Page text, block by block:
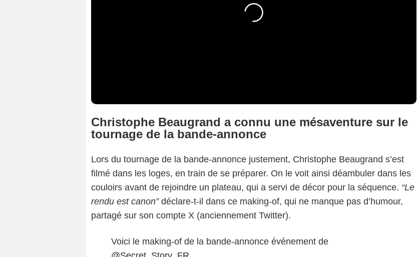
Christophe Beaugrand a connu une mésaventure sur le
tournage de la bande-annonce
Lors du tournage de la bande-annonce justement, Christophe Beaugrand s’est
filmé dans les loges, en train de se préparer. On le voit ainsi déambuler dans les
couloirs avant de rejoindre un plateau, qui a servi de décor pour la séquence. “Le
rendu est canon”déclare-t-il dans ce making-of, qui ne manque pas d’humour,
partagé sur son compte X (anciennement Twitter).
Voici le making-of de la bande-annonce événement de